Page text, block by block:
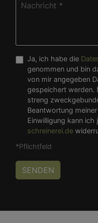
Ja, ich habe die
genommen und bin
von mir angegeben
gespeichert werden.
streng
Beantwortung
Einwilligung kann ich
schreinerei.de
*Pflichtfeld